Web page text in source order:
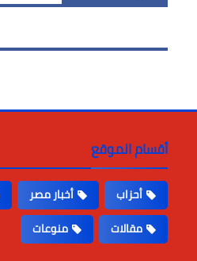
أقسام الموقع
أحزاب أخبار مصر
مقالات
منوعات